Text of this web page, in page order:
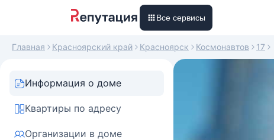
Все сервисы
Главная Красноярский край Красноярск Космонавтов 17
Информация о доме
Квартиры по адресу
Организации в доме